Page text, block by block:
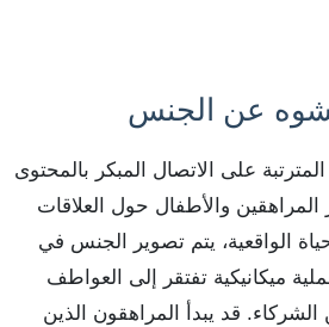
عن الجنس
على الاتصال المبكر بالمحتوى
المراهقين والأطفال حول العلاقات
الواقعية، يتم تصوير الجنس في
ميكانيكية تفتقر إلى العواطف
الشركاء. قد يبدأ المراهقون الذين